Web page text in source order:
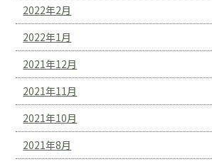
2022年2月
2022年1月
2021年12月
2021年11月
2021年10月
2021年8月